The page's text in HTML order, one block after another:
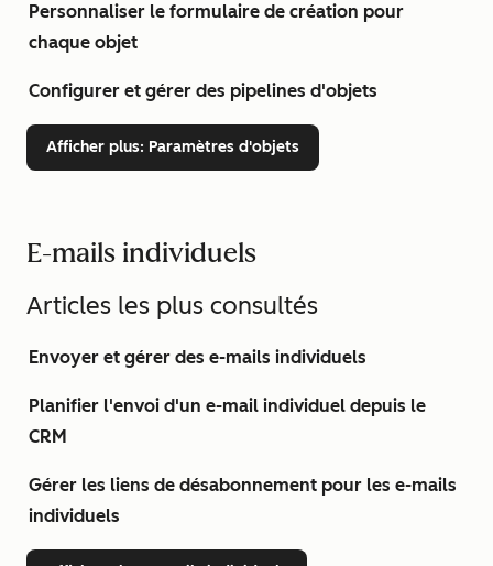
Personnaliser le formulaire de création pour
chaque objet
Configurer et gérer des pipelines d'objets
Afficher plus: Paramètres d'objets
E-mails individuels
Articles les plus consultés
Envoyer et gérer des e-mails individuels
Planifier l'envoi d'un e-mail individuel depuis le
CRM
Gérer les liens de désabonnement pour les e-mails
individuels